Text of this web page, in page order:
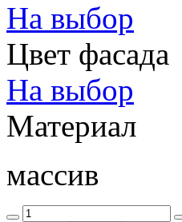
На выбор
Цвет фасада
На выбор
Материал
массив